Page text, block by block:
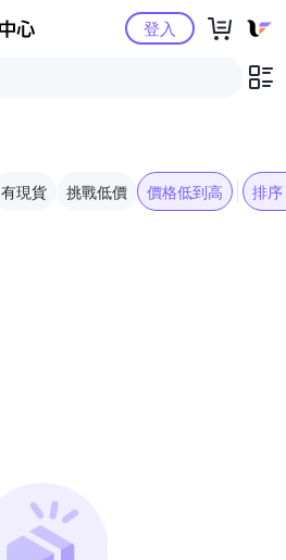
Yahoo購物中心登入
有現貨 挑戰低價 價格低到高 排序